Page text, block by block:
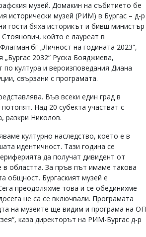
музей. Домакин на събитието бе
исторически музей (РИМ) в Бургас – д-р
гости бяха историкът и бивш министър
който е лауреат в
„Личност на годината 2023“,
2032“ Руска Бояджиева,
по култура и вероизповедания Диана
свързани с програмата.
Във всеки един град в
Над 20 субекта участват с
разкри Николов.
културно наследство, което е в
идентичност. Тази година се
да получат дивидент от
в областта. За пръв път имаме такова
общност. Бургаският музей е
преодоляхме това и се обединихме
не са се включвали. Програмата
на музеите ще видим и програма на ОП
каза директорът на РИМ-Бургас д-р